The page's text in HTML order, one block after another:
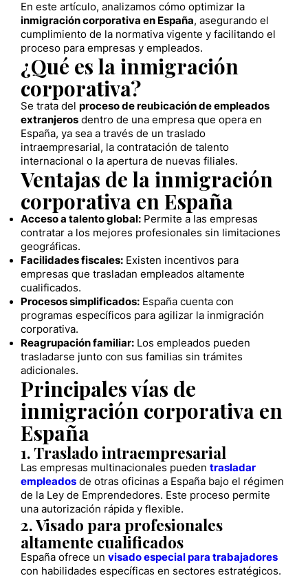
En este artículo, analizamos cómo optimizar la
inmigración corporativa en España, asegurando el
cumplimiento de la normativa vigente y facilitando el
proceso para empresas y empleados.
¿Qué es la inmigración
corporativa?
Se trata del proceso de reubicación de empleados
extranjeros dentro de una empresa que opera en
España, ya sea a través de un traslado
intraempresarial, la contratación de talento
internacional o la apertura de nuevas filiales.
Ventajas de la inmigración
corporativa en España
Acceso a talento global: Permite a las empresas
contratar a los mejores profesionales sin limitaciones
geográficas.
Facilidades fiscales: Existen incentivos para
empresas que trasladan empleados altamente
cualificados.
Procesos simplificados: España cuenta con
programas específicos para agilizar la inmigración
corporativa.
Reagrupación familiar: Los empleados pueden
trasladarse junto con sus familias sin trámites
adicionales.
Principales vías de
inmigración corporativa en
España
1. Traslado intraempresarial
Las empresas multinacionales pueden trasladar
empleados de otras oficinas a España bajo el régimen
de la Ley de Emprendedores. Este proceso permite
una autorización rápida y flexible.
2. Visado para profesionales
altamente cualificados
España ofrece un visado especial para trabajadores
con habilidades específicas en sectores estratégicos.